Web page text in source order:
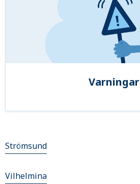
Varningar
Strömsund
Vilhelmina